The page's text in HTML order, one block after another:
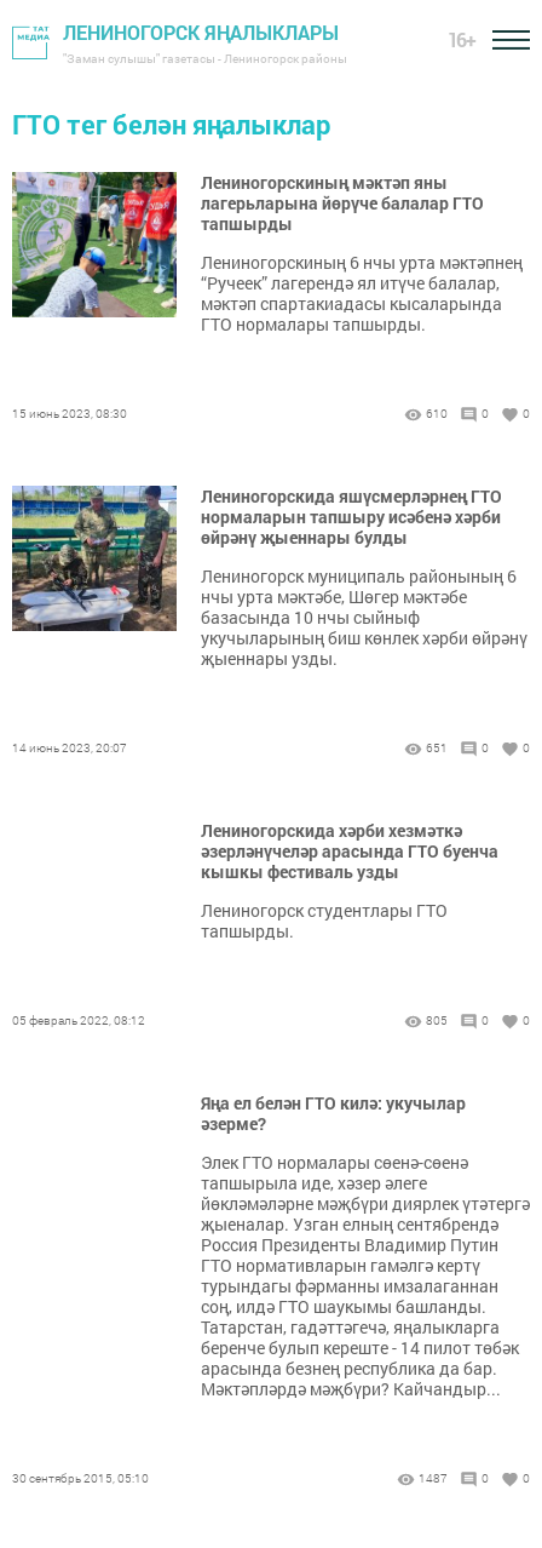
ЛЕНИНОГОРСК ЯҢАЛЫКЛАРЫ
"Заман сулышы" газетасы - Лениногорск районы
16+
ГТО тег белән яңалыклар
Лениногорскиның мәктәп яны
лагерьларына йөрүче балалар ГТО
тапшырды
Лениногорскиның 6 нчы урта мәктәпнең
“Ручеек” лагерендә ял итүче балалар,
мәктәп спартакиадасы кысаларында
ГТО нормалары тапшырды.
15 июнь 2023, 08:30 610 0 0
Лениногорскида яшүсмерләрнең ГТО
нормаларын тапшыру исәбенә хәрби
өйрәнү җыеннары булды
Лениногорск муниципаль районының 6
нчы урта мәктәбе, Шөгер мәктәбе
базасында 10 нчы сыйныф
укучыларының биш көнлек хәрби өйрәнү
җыеннары узды.
14 июнь 2023, 20:07 651 0 0
Лениногорскида хәрби хезмәткә
әзерләнүчеләр арасында ГТО буенча
кышкы фестиваль узды
Лениногорск студентлары ГТО
тапшырды.
05 февраль 2022, 08:12 805 0 0
Яңа ел белән ГТО килә: укучылар
әзерме?
Элек ГТО нормалары сөенә-сөенә
тапшырыла иде, хәзер әлеге
йөкләмәләрне мәҗбүри диярлек үтәтергә
җыеналар. Узган елның сентябрендә
Россия Президенты Владимир Путин
ГТО нормативларын гамәлгә кертү
турындагы фәрманны имзалаганнан
соң, илдә ГТО шаукымы башланды.
Татарстан, гадәттәгечә, яңалыкларга
беренче булып кереште - 14 пилот төбәк
арасында безнең республика да бар.
Мәктәпләрдә мәҗбүри? Кайчандыр...
30 сентябрь 2015, 05:10 1487 0 0